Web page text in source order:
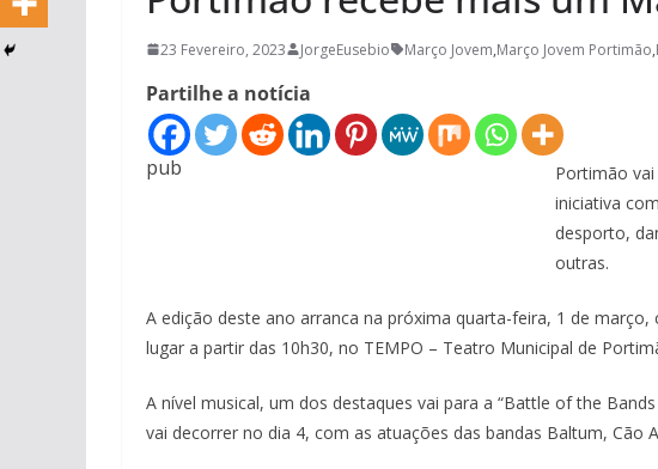
23 Fevereiro, 2023 JorgeEusebio Março Jovem,Março Jovem Portimão,
Partilhe a notícia
pub
Portimão
iniciativa
desporto,
outras.
A edição deste ano arranca na próxima quarta-feira, 1 de
lugar a partir das 10h30, no TEMPO – Teatro Municipal de
A nível musical, um dos destaques vai para a “Battle of the
vai decorrer no dia 4, com as atuações das bandas Baltum, Cão